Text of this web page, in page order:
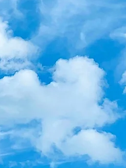
すポジティブな
ョンを提案し
一員でありたいと考えます。
り多くの
体を動かす機会と
のお客様にお届けできるよう
充実した競技環境を提供する
からも邁進していきます。